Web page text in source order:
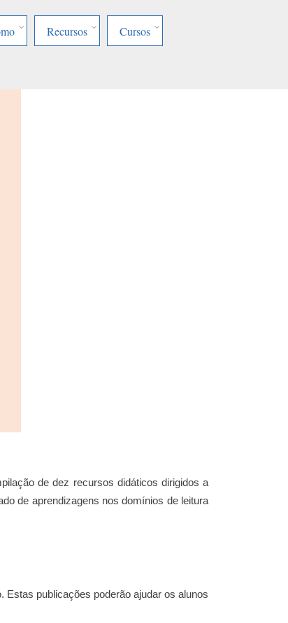
Recursos Cursos
de dez recursos didáticos dirigidos a
de aprendizagens nos domínios de leitura
Estas publicações poderão ajudar os alunos